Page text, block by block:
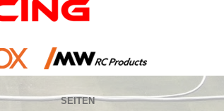
SEITEN